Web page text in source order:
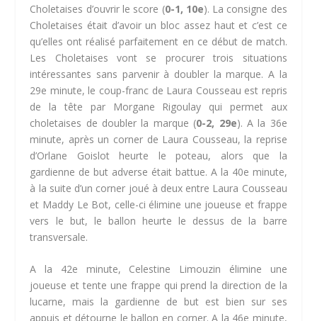
Choletaises d’ouvrir le score (0-1, 10e). La consigne des
Choletaises était d’avoir un bloc assez haut et c’est ce
qu’elles ont réalisé parfaitement en ce début de match.
Les Choletaises vont se procurer trois situations
intéressantes sans parvenir à doubler la marque. A la
29e minute, le coup-franc de Laura Cousseau est repris
de la tête par Morgane Rigoulay qui permet aux
choletaises de doubler la marque (0-2, 29e). A la 36e
minute, après un corner de Laura Cousseau, la reprise
d’Orlane Goislot heurte le poteau, alors que la
gardienne de but adverse était battue. A la 40e minute,
à la suite d’un corner joué à deux entre Laura Cousseau
et Maddy Le Bot, celle-ci élimine une joueuse et frappe
vers le but, le ballon heurte le dessus de la barre
transversale.
A la 42e minute, Celestine Limouzin élimine une
joueuse et tente une frappe qui prend la direction de la
lucarne, mais la gardienne de but est bien sur ses
appuis et détourne le ballon en corner. A la 46e minute,